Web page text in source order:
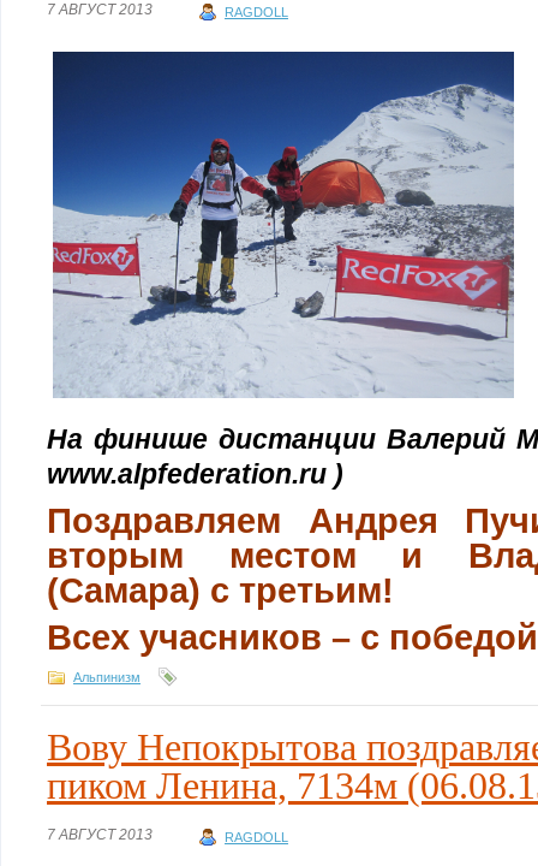
7 АВГУСТ 2013 RAGDOLL
На финише дистанции Валерий
www.alpfederation.ru )
Поздравляем Андрея
вторым местом и
(Самара) с третьим!
Всех учасников – с
Альпинизм
Вову Непокрытова
пиком Ленина, 7134м
7 АВГУСТ 2013 RAGDOLL